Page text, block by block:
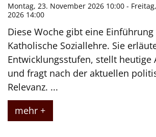
Montag, 23. November 2026 10:00 -
2026 14:00
Diese Woche gibt eine
Katholische Soziallehre. Sie
Entwicklungsstufen, stellt heutige
und fragt nach der aktuellen
Relevanz. ...
mehr +